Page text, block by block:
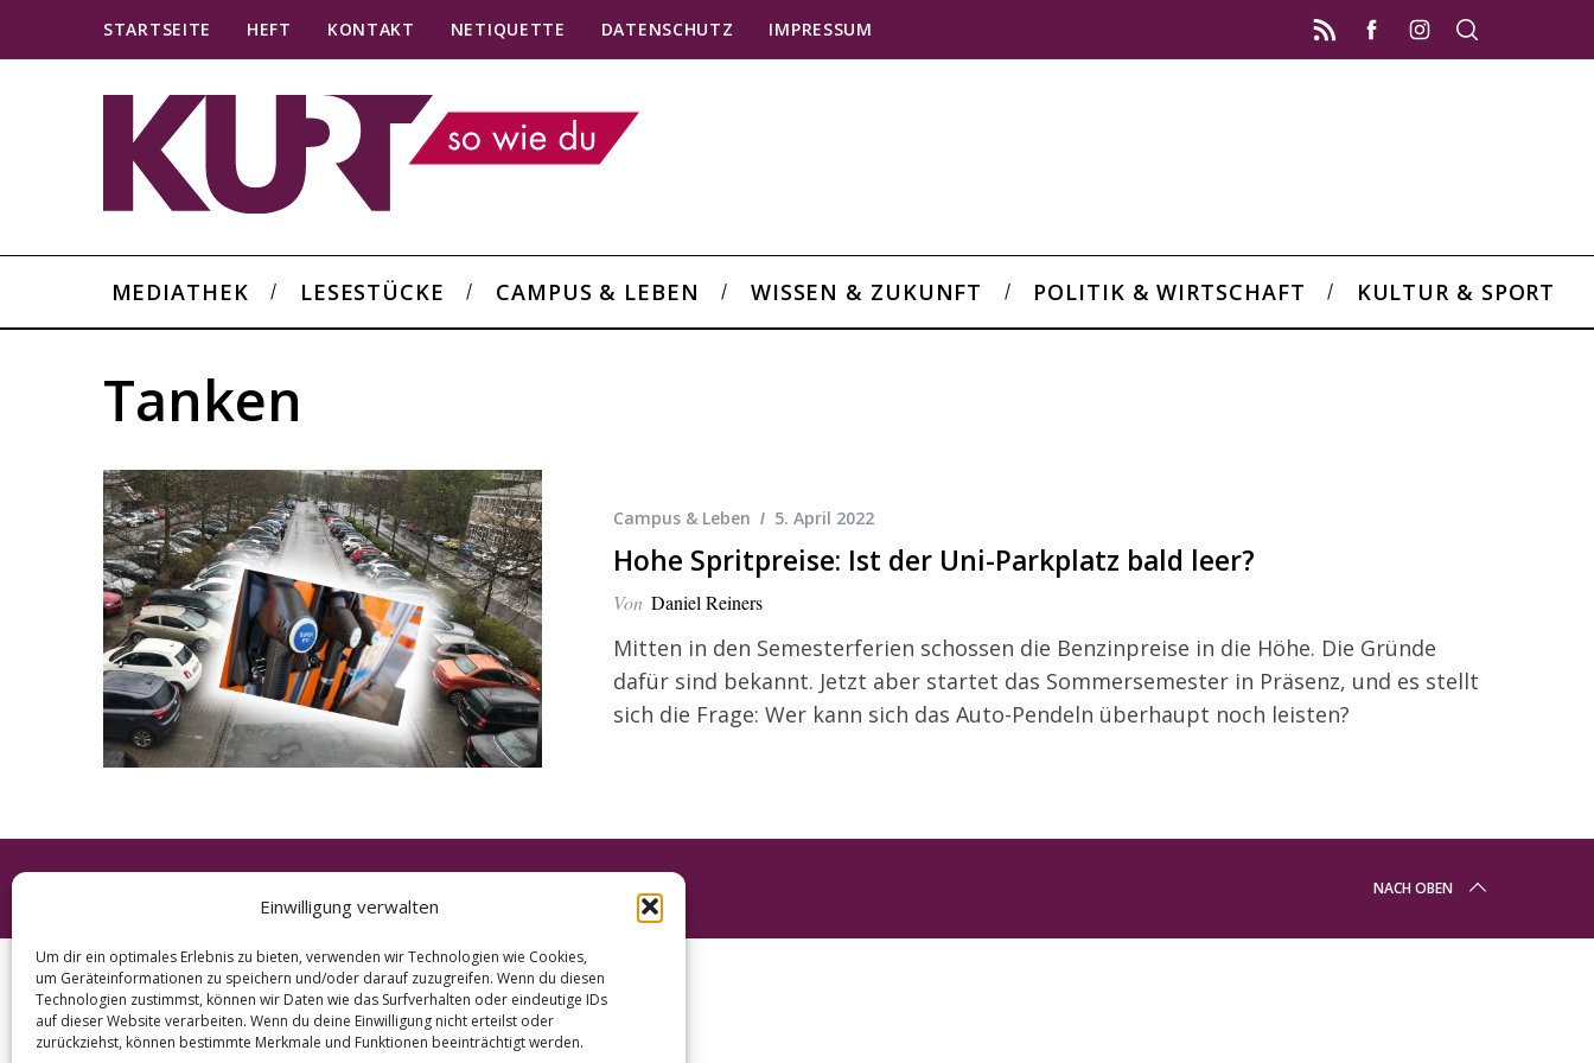
Einwilligung verwalten
Um dir ein optimales Erlebnis zu bieten, verwenden wir Technologien wie Cookies,
um Geräteinformationen zu speichern und/oder darauf zuzugreifen. Wenn du diesen
Technologien zustimmst, können wir Daten wie das Surfverhalten oder eindeutige IDs
auf dieser Website verarbeiten. Wenn du deine Einwilligung nicht erteilst oder
zurückziehst, können bestimmte Merkmale und Funktionen beeinträchtigt werden.
STARTSEITE HEFT KONTAKT NETIQUETTE DATENSCHUTZ IMPRESSUM
MEDIATHEK LESESTÜCKE CAMPUS & LEBEN WISSEN & ZUKUNFT POLITIK & WIRTSCHAFT KULTUR & SPORT
Tanken
Campus & Leben 5. April 2022
Hohe Spritpreise: Ist der Uni-Parkplatz bald leer?
Von Daniel Reiners
Mitten in den Semesterferien schossen die Benzinpreise in die Höhe. Die Gründe
dafür sind bekannt. Jetzt aber startet das Sommersemester in Präsenz, und es stellt
sich die Frage: Wer kann sich das Auto-Pendeln überhaupt noch leisten?
NACH OBEN
S
e
a
r
h
f
o
r